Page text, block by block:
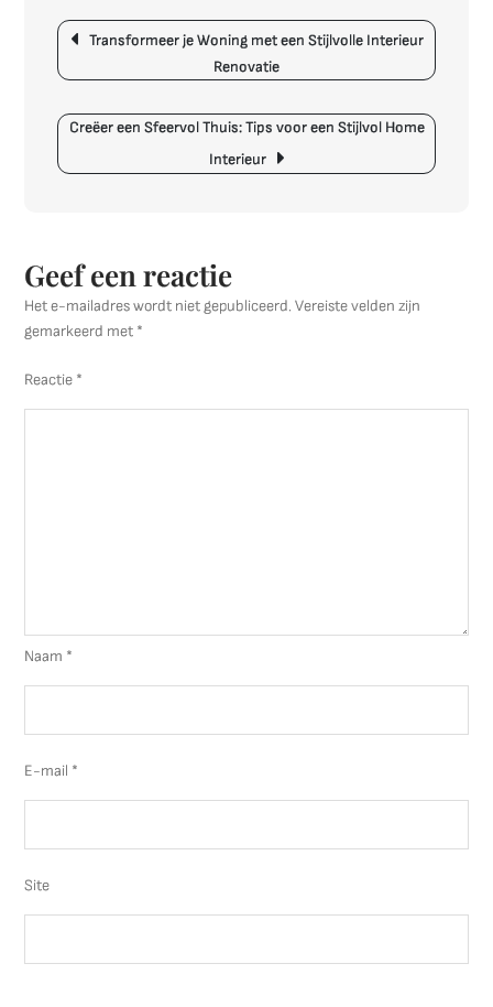
Schilderen
van
Kleurrijk
Creatief!
Berichtnavigatie
Transformeer je Woning met een Stijlvolle Interieur
Renovatie
Creëer een Sfeervol Thuis: Tips voor een Stijlvol Home
Interieur
Geef een reactie
Het e-mailadres wordt niet gepubliceerd. Vereiste velden zijn
gemarkeerd met *
Reactie *
Naam *
E-mail *
Site